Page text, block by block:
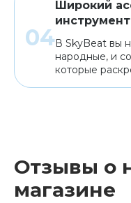
Широкий
В SkyBeat вы
народные, и
которые
Отзывы о
магазине